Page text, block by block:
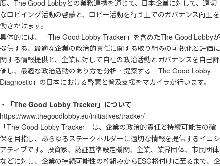
度、The Good Lobbyとの業務連携を通じて、日本企業に対して、適切
なロビイング活動の啓蒙と、ロビー活動を行う上でのガバナンス向上を
働きかけます。
具体的には、「The Good Lobby Tracker」を含めたThe Good Lobbyが
提供する、最適な企業の政治的責任に関する取り組みの可視化と評価に
関する情報提供と、企業に対して自社の政治活動とガバナンスを自己評
価し、最適な政治活動のあり方を分析・提案する「The Good Lobby
Diagnostic」の日本における啓蒙と普及支援をマカイラが行います。
・「The Good Lobby Tracker」について
https://www.thegoodlobby.eu/initiatives/tracker/
「The Good Lobby Tracker」は、企業の政治的責任と持続可能性の確
保を目指し、あらゆるステークホルダーに適切な情報を提供するイニシ
アティブです。投資家、認証基準設定機関、企業、業界団体、市民団体
などに対し、企業の持続可能性の枠組みからESG格付けに至るまで、企